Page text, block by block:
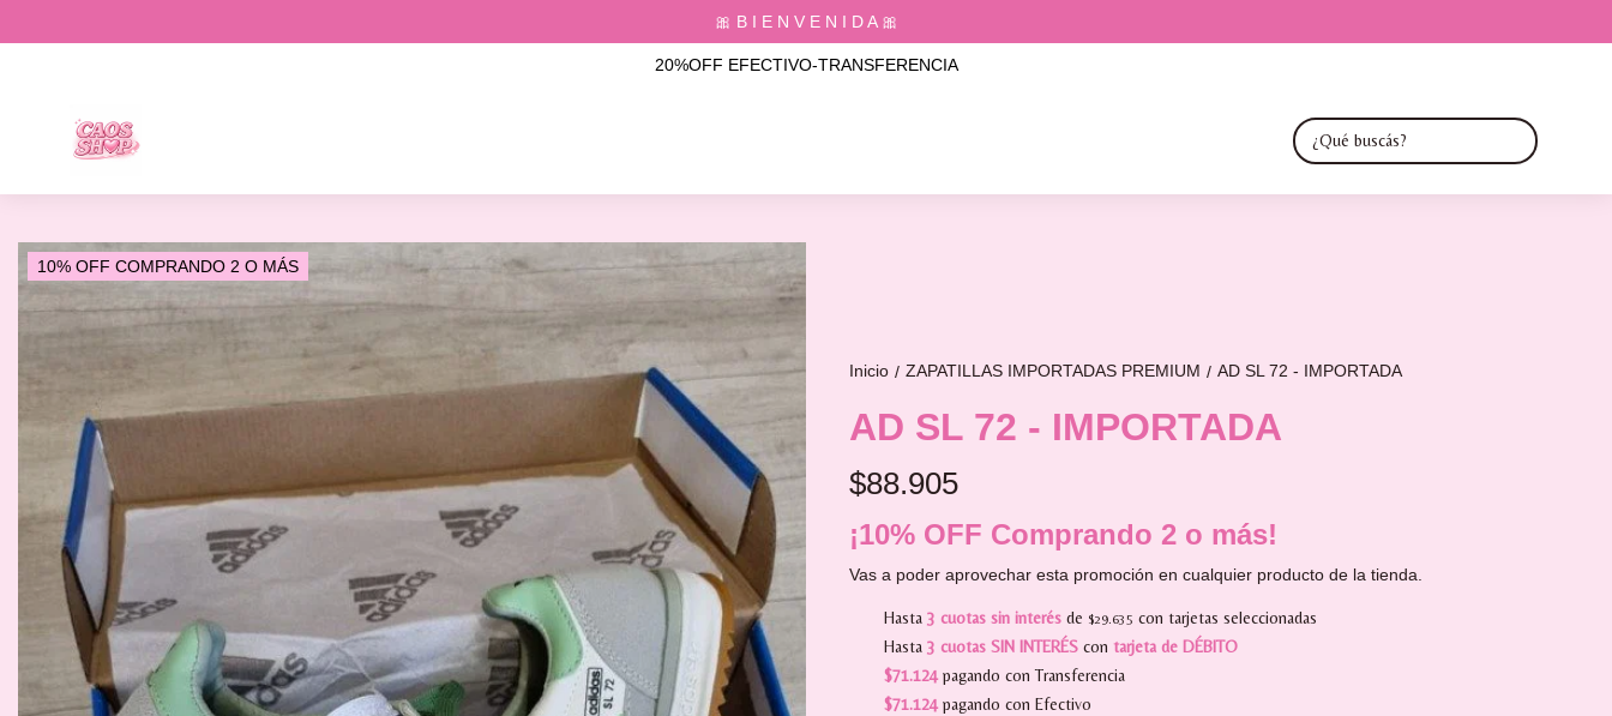
🎀 B I E N V E N I D A 🎀
20%OFF EFECTIVO-TRANSFERENCIA
10% OFF COMPRANDO 2 O MÁS
Inicio / ZAPATILLAS IMPORTADAS PREMIUM / AD SL 72 - IMPORTADA
AD SL 72 - IMPORTADA
$88.905
¡10% OFF Comprando 2 o más!
Vas a poder aprovechar esta promoción en cualquier producto de la tienda.
Hasta3 cuotas sin interés de $29.635 con tarjetas seleccionadas
Hasta3 cuotas SIN INTERÉS contarjeta de DÉBITO
$71.124pagando con Transferencia
$71.124pagando con Efectivo